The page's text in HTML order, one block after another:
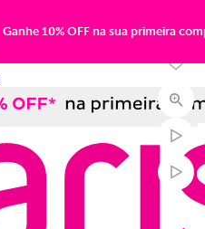
Ganhe 10% OFF na sua primeira